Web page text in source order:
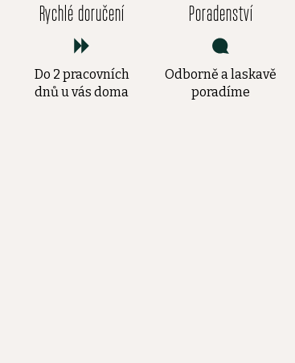
Rychlé doručení
Do 2 pracovních
dnů u vás doma
Poradenství
Odborně a laskavě
poradíme